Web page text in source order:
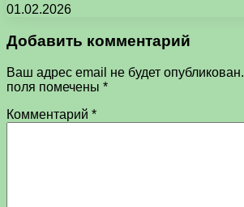
01.02.2026
Добавить комментарий
Ваш адрес email не будет опубликован.
поля помечены *
Комментарий *